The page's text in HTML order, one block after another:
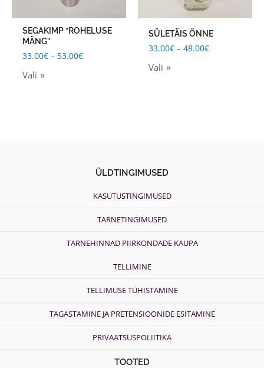
SEGAKIMP “ROHELUSE
MÄNG”
33.00€ – 53.00€
Vali
options
be
chosen
SÜLETÄIS ÕNNE
33.00€ – 48.00€
Vali
options
be
chosen
on
ÜLDTINGIMUSED
KASUTUSTINGIMUSED
TARNETINGIMUSED
TARNEHINNAD PIIRKONDADE KAUPA
TELLIMINE
TELLIMUSE TÜHISTAMINE
TAGASTAMINE JA PRETENSIOONIDE ESITAMINE
PRIVAATSUSPOLIITIKA
TOOTED